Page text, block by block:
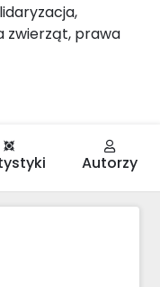
zwierząt, prawa
Autorzy